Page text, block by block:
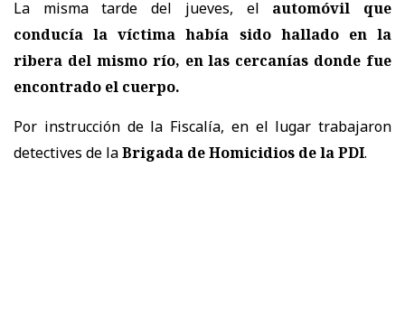
La misma tarde del jueves, el automóvil que
conducía la víctima había sido hallado en la
ribera del mismo río, en las cercanías donde fue
encontrado el cuerpo.
Por instrucción de la Fiscalía, en el lugar trabajaron
detectives de laBrigada de Homicidios de la PDI.